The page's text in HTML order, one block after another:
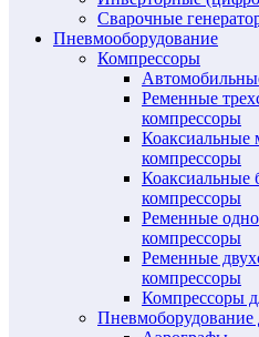
Сварочные
Пневмооборудование
Компрессоры
Ременные
компрессоры
Коаксиальные
компрессоры
Коаксиальные
компрессоры
Ременные
компрессоры
Ременные
компрессоры
Компрессоры
Пневмоборудование